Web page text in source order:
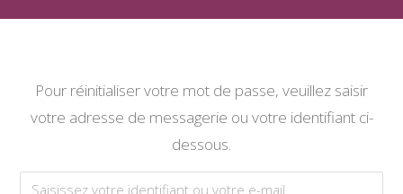
Pour réinitialiser votre mot de passe, veuillez saisir
votre adresse de messagerie ou votre identifiant ci-
dessous.